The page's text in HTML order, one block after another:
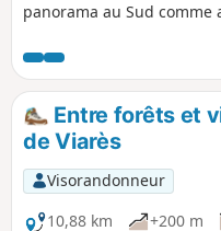
panorama au Sud comme
d'anciennes galeries de
sable et une partie d'un
sentier des bories. À
du plateau, se dresse la
Mornas que l'on
est possible d'atteindre
détour.C'est un circuit dont
difficulté est la longueur,
Entre forêts et
de Viarès
Visorandonneur
10,88 km
+200 m